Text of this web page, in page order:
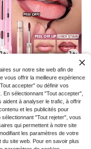
CA$4.28 -22%
sur notre site web afin de
vous offrir la meilleure expérience
accepter" ou définir vos
sélectionnant "Tout accepter",
aident à analyser le trafic, à offrir
et les publicités pour
"Tout rejeter", vous
qui permettent à notre site
les paramètres de votre
du site web. Pour en savoir plus